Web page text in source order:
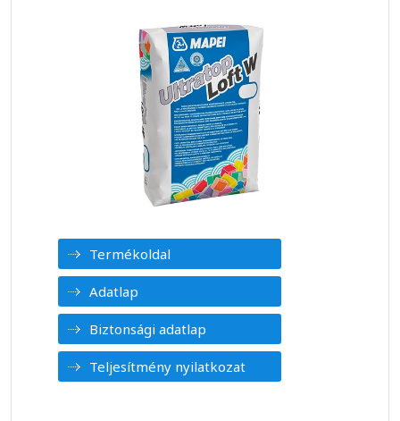
Termékoldal
Adatlap
Biztonsági adatlap
Teljesítmény nyilatkozat